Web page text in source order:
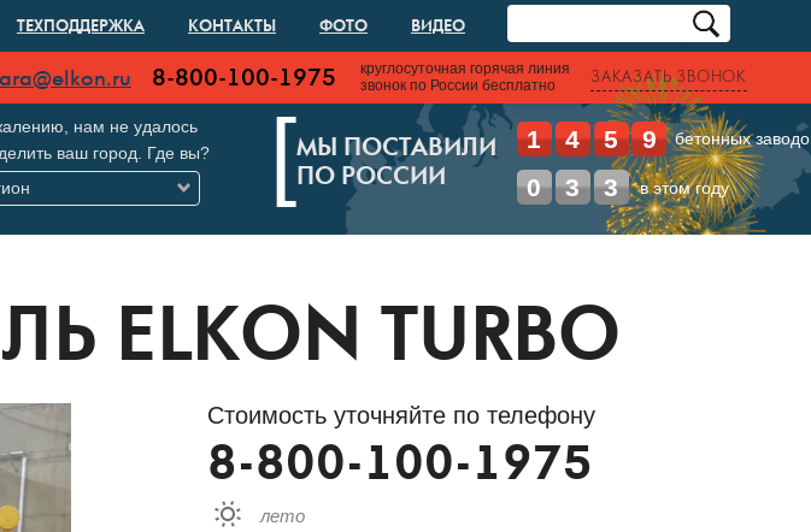
ТЕХПОДДЕРЖКА КОНТАКТЫ ФОТО ВИДЕО
8-800-100-1975
круглосуточная горячая линия
звонок по России бесплатно
ЗАКАЗАТЬ ЗВОНОК
МЫ ПОСТАВИЛИ
ПО РОССИИ
1 4 5 9 бетонных
0 3 3 в этом году
нам не удалось
ваш город. Где вы?
[
ELKON TURBO
Стоимость уточняйте по телефону
8-800-100-1975
лето